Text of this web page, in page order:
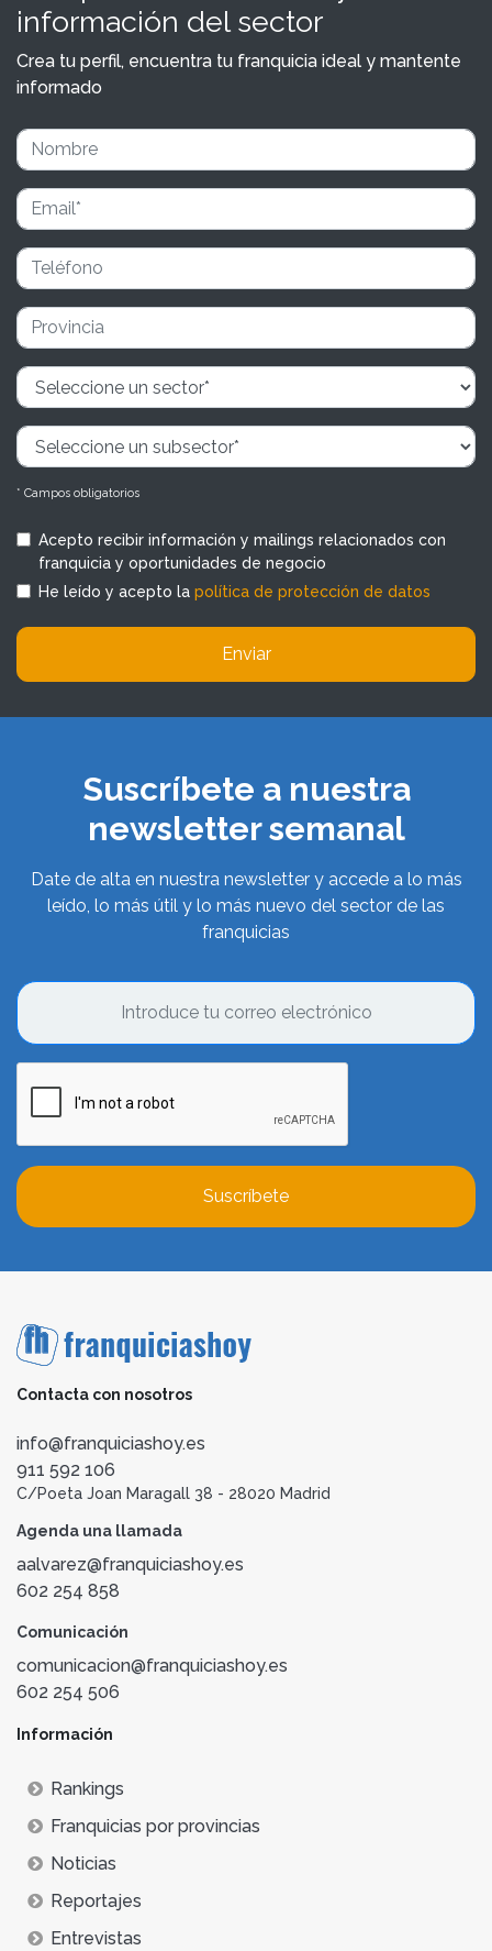
información del sector
Crea tu perfil, encuentra tu franquicia ideal y mantente
informado
* Campos obligatorios
Acepto recibir información y mailings relacionados con
franquicia y oportunidades de negocio
He leído y acepto la política de protección de datos
Enviar
Suscríbete a nuestra
newsletter semanal
Date de alta en nuestra newsletter y accede a lo más
leído, lo más útil y lo más nuevo del sector de las
franquicias
Suscríbete
Contacta con nosotros
info@franquiciashoy.es
911 592 106
C/Poeta Joan Maragall 38 - 28020 Madrid
Agenda una llamada
aalvarez@franquiciashoy.es
602 254 858
Comunicación
comunicacion@franquiciashoy.es
602 254 506
Información
Rankings
Franquicias por provincias
Noticias
Reportajes
Entrevistas